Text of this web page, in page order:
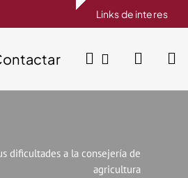
Links de interes
dificultades a la consejería de
agricultura